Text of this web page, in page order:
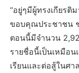
“อยู่ๆมีผู้ทรงเกียรติ
ขอบคุณประชาชน
ตอนนี้มีจำนวน
รายชื่อนี้เป็นเหมือน
เรียนและต่อสู้ในศ